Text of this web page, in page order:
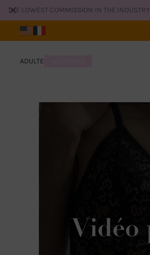
ADULTE
THE LOWEST COMMISSION IN THE INDUSTRY